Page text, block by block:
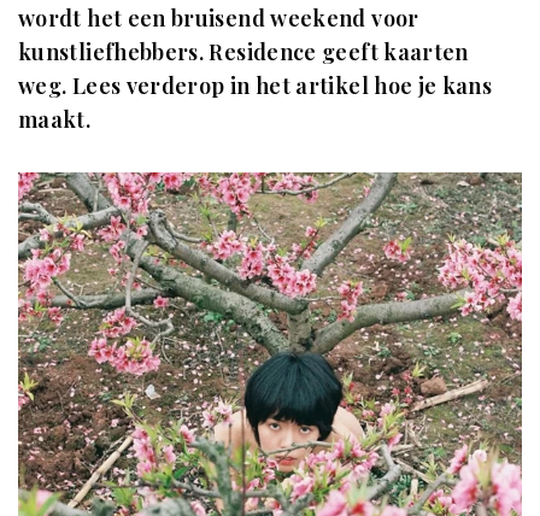
wordt het een bruisend weekend voor
kunstliefhebbers. Residence geeft kaarten
weg. Lees verderop in het artikel hoe je kans
maakt.